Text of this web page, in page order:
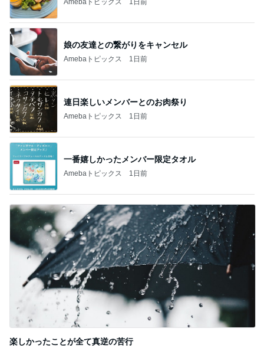
娘の友達との繋がりをキャンセル
Amebaトピックス 1日前
連日楽しいメンバーとのお肉祭り
Amebaトピックス 1日前
一番嬉しかったメンバー限定タオル
Amebaトピックス 1日前
楽しかったことが全て真逆の苦行